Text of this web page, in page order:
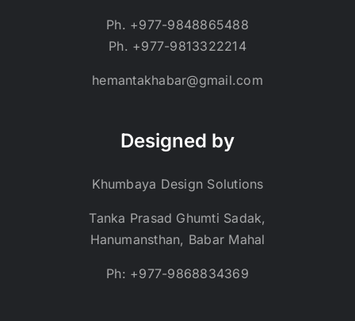
Ph. +977-9848865488
Ph. +977-9813322214
hemantakhabar@gmail.com
Designed by
Khumbaya Design Solutions
Tanka Prasad Ghumti Sadak,
Hanumansthan, Babar Mahal
Ph: +977-9868834369